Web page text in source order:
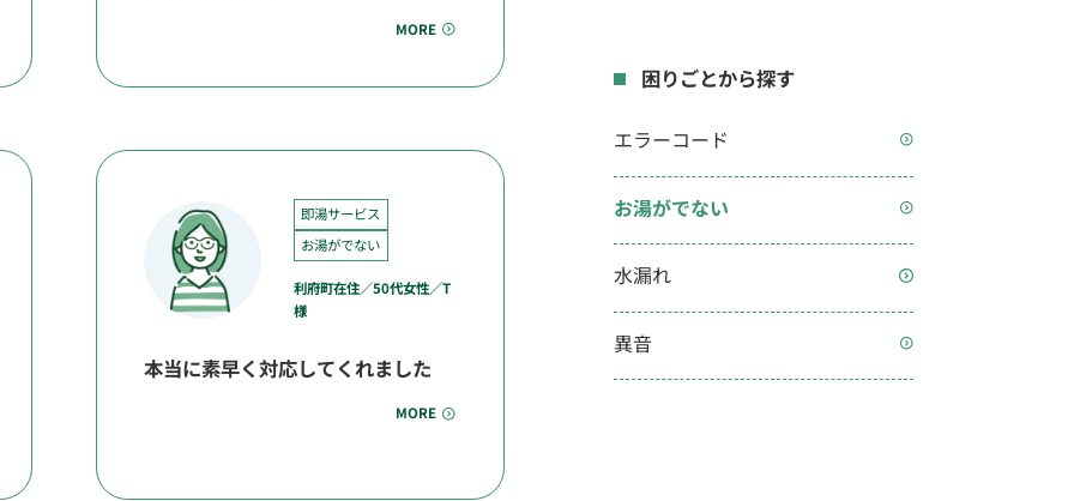
MORE
即湯サービス
お湯がでない
利府町在住／50代女性／T
様
本当に素早く対応してくれました
MORE
困りごとから探す
エラーコード
お湯がでない
水漏れ
異音